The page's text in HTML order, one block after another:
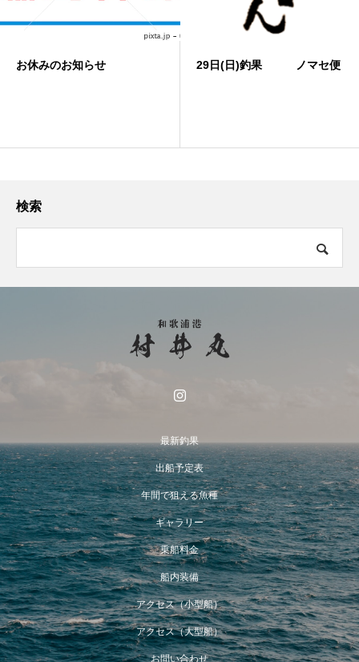
お休みのお知らせ 29日(日)釣果 ノマセ便
検索
最新釣果
出船予定表
年間で狙える魚種
ギャラリー
乗船料金
船内装備
アクセス（小型船）
アクセス（大型船）
お問い合わせ